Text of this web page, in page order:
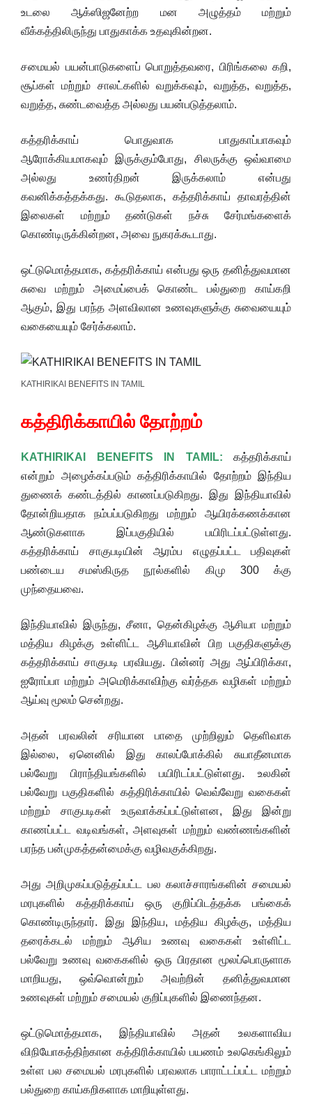
உடலை ஆக்ஸிஜனேற்ற மன அழுத்தம் மற்றும்
வீக்கத்திலிருந்து பாதுகாக்க உதவுகின்றன.
சமையல் பயன்பாடுகளைப் பொறுத்தவரை, பிரிங்கலை கறி,
சூப்கள் மற்றும் சாலட்களில் வறுக்கவும், வறுத்த, வறுத்த,
வறுத்த, சுண்டவைத்த அல்லது பயன்படுத்தலாம்.
கத்தரிக்காய் பொதுவாக பாதுகாப்பாகவும்
ஆரோக்கியமாகவும் இருக்கும்போது, சிலருக்கு ஒவ்வாமை
அல்லது உணர்திறன் இருக்கலாம் என்பது
கவனிக்கத்தக்கது. கூடுதலாக, கத்தரிக்காய் தாவரத்தின்
இலைகள் மற்றும் தண்டுகள் நச்சு சேர்மங்களைக்
கொண்டிருக்கின்றன, அவை நுகரக்கூடாது.
ஒட்டுமொத்தமாக, கத்தரிக்காய் என்பது ஒரு தனித்துவமான
சுவை மற்றும் அமைப்பைக் கொண்ட பல்துறை காய்கறி
ஆகும், இது பரந்த அளவிலான உணவுகளுக்கு சுவையையும்
வகையையும் சேர்க்கலாம்.
KATHIRIKAI BENEFITS IN TAMIL
கத்திரிக்காயில் தோற்றம்
KATHIRIKAI BENEFITS IN TAMIL: கத்தரிக்காய்
என்றும் அழைக்கப்படும் கத்திரிக்காயில் தோற்றம் இந்திய
துணைக் கண்டத்தில் காணப்படுகிறது. இது இந்தியாவில்
தோன்றியதாக நம்பப்படுகிறது மற்றும் ஆயிரக்கணக்கான
ஆண்டுகளாக இப்பகுதியில் பயிரிடப்பட்டுள்ளது.
கத்தரிக்காய் சாகுபடியின் ஆரம்ப எழுதப்பட்ட பதிவுகள்
பண்டைய சமஸ்கிருத நூல்களில் கிமு 300 க்கு
முந்தையவை.
இந்தியாவில் இருந்து, சீனா, தென்கிழக்கு ஆசியா மற்றும்
மத்திய கிழக்கு உள்ளிட்ட ஆசியாவின் பிற பகுதிகளுக்கு
கத்தரிக்காய் சாகுபடி பரவியது. பின்னர் அது ஆப்பிரிக்கா,
ஐரோப்பா மற்றும் அமெரிக்காவிற்கு வர்த்தக வழிகள் மற்றும்
ஆய்வு மூலம் சென்றது.
அதன் பரவலின் சரியான பாதை முற்றிலும் தெளிவாக
இல்லை, ஏனெனில் இது காலப்போக்கில் சுயாதீனமாக
பல்வேறு பிராந்தியங்களில் பயிரிடப்பட்டுள்ளது. உலகின்
பல்வேறு பகுதிகளில் கத்திரிக்காயில் வெவ்வேறு வகைகள்
மற்றும் சாகுபடிகள் உருவாக்கப்பட்டுள்ளன, இது இன்று
காணப்பட்ட வடிவங்கள், அளவுகள் மற்றும் வண்ணங்களின்
பரந்த பன்முகத்தன்மைக்கு வழிவகுக்கிறது.
அது அறிமுகப்படுத்தப்பட்ட பல கலாச்சாரங்களின் சமையல்
மரபுகளில் கத்தரிக்காய் ஒரு குறிப்பிடத்தக்க பங்கைக்
கொண்டிருந்தார். இது இந்திய, மத்திய கிழக்கு, மத்திய
தரைக்கடல் மற்றும் ஆசிய உணவு வகைகள் உள்ளிட்ட
பல்வேறு உணவு வகைகளில் ஒரு பிரதான மூலப்பொருளாக
மாறியது, ஒவ்வொன்றும் அவற்றின் தனித்துவமான
உணவுகள் மற்றும் சமையல் குறிப்புகளில் இணைந்தன.
ஒட்டுமொத்தமாக, இந்தியாவில் அதன் உலகளாவிய
விநியோகத்திற்கான கத்திரிக்காயில் பயணம் உலகெங்கிலும்
உள்ள பல சமையல் மரபுகளில் பரவலாக பாராட்டப்பட்ட மற்றும்
பல்துறை காய்கறிகளாக மாறியுள்ளது.